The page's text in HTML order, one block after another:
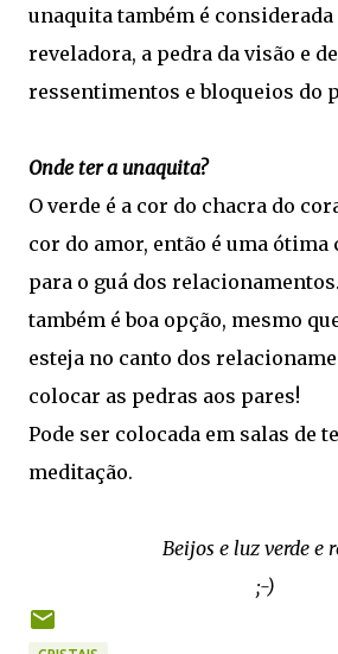
unaquita também é
reveladora, a pedra da visão e
ressentimentos e bloqueios do
Onde ter a unaquita?
O verde é a cor do chacra do
cor do amor, então é uma
para o guá dos
também é boa opção, mesmo
esteja no canto dos
colocar as pedras aos pares!
Pode ser colocada em salas de
meditação.
Beijos e luz verde e
;-)